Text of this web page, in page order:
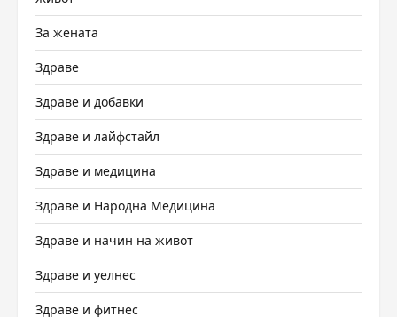
За жената
Здраве
Здраве и добавки
Здраве и лайфстайл
Здраве и медицина
Здраве и Народна Медицина
Здраве и начин на живот
Здраве и уелнес
Здраве и фитнес